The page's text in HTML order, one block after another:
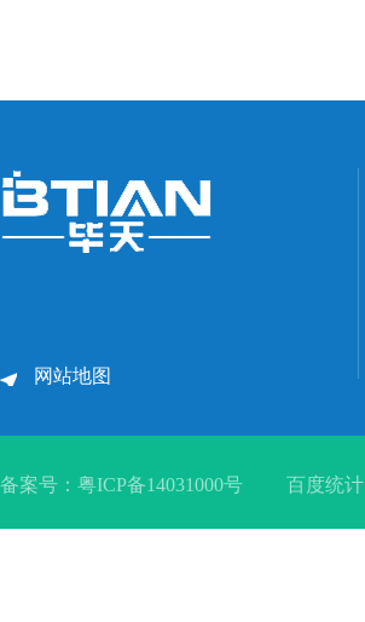
网站地图
备案号： 粤ICP备14031000号 百度统计